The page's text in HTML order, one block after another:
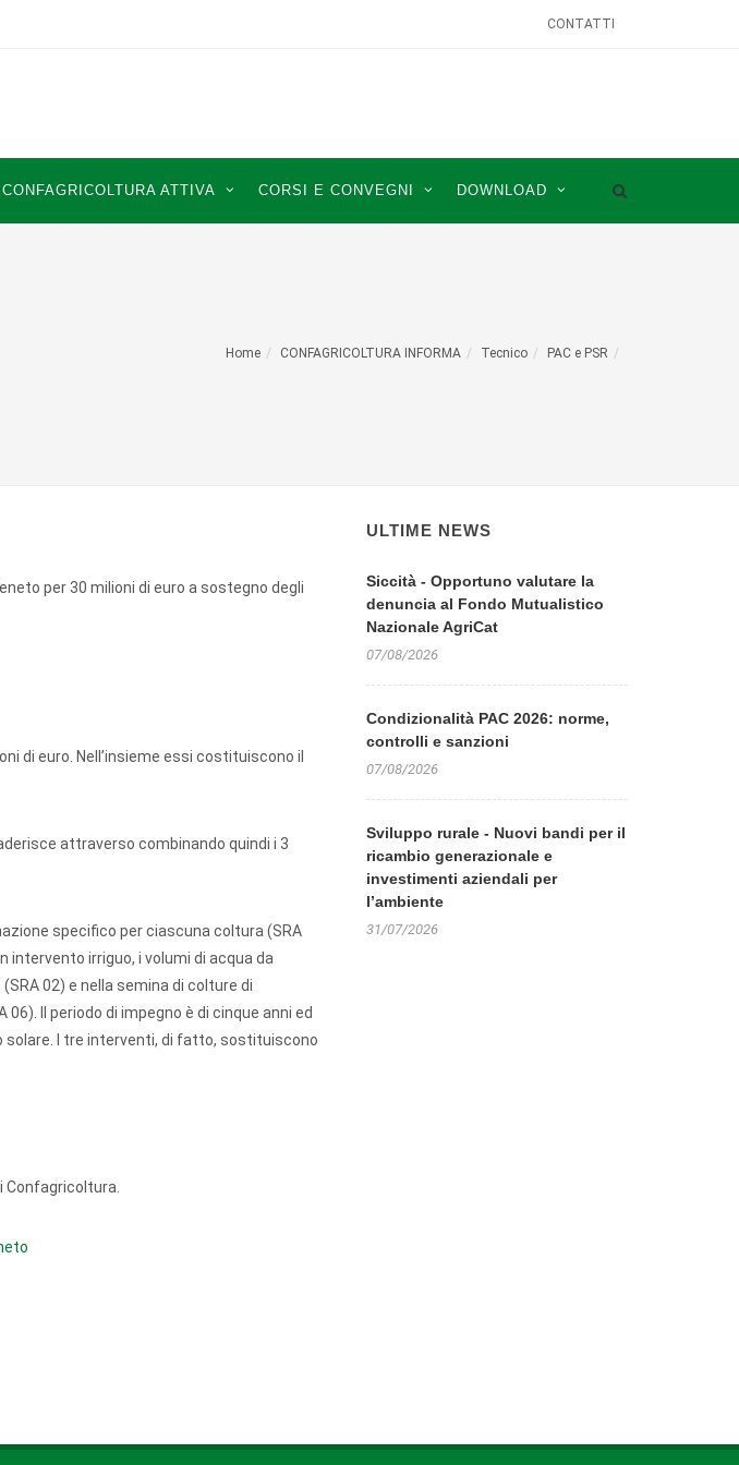
CONTATTI
CONFAGRICOLTURA ATTIVA CORSI E CONVEGNI DOWNLOAD
Home CONFAGRICOLTURA INFORMA Tecnico PAC e PSR
per 30 milioni di euro a sostegno degli
di euro. Nell’insieme essi costituiscono il
attraverso combinando quindi i 3
specifico per ciascuna coltura (SRA
intervento irriguo, i volumi di acqua da
02) e nella semina di colture di
Il periodo di impegno è di cinque anni ed
solare. I tre interventi, di fatto, sostituiscono
Confagricoltura.
ULTIME NEWS
Siccità - Opportuno valutare la
denuncia al Fondo Mutualistico
Nazionale AgriCat
07/08/2026
Condizionalità PAC 2026: norme,
controlli e sanzioni
07/08/2026
Sviluppo rurale - Nuovi bandi per il
ricambio generazionale e
investimenti aziendali per
l’ambiente
31/07/2026